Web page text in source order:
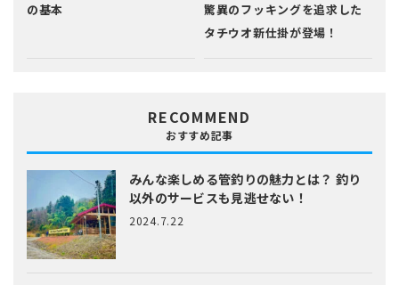
の基本
驚異のフッキングを追求した
タチウオ新仕掛が登場！
RECOMMEND
おすすめ記事
みんな楽しめる管釣りの魅力とは？ 釣り
以外のサービスも見逃せない！
2024.7.22